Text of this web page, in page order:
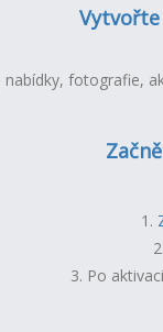
fotografie,
1.
2.
3. Po